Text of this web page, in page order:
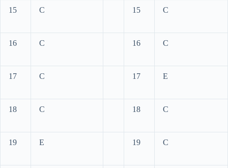
15 C 15 C
16 C 16 C
17 C 17 E
18 C 18 C
19 E 19 C